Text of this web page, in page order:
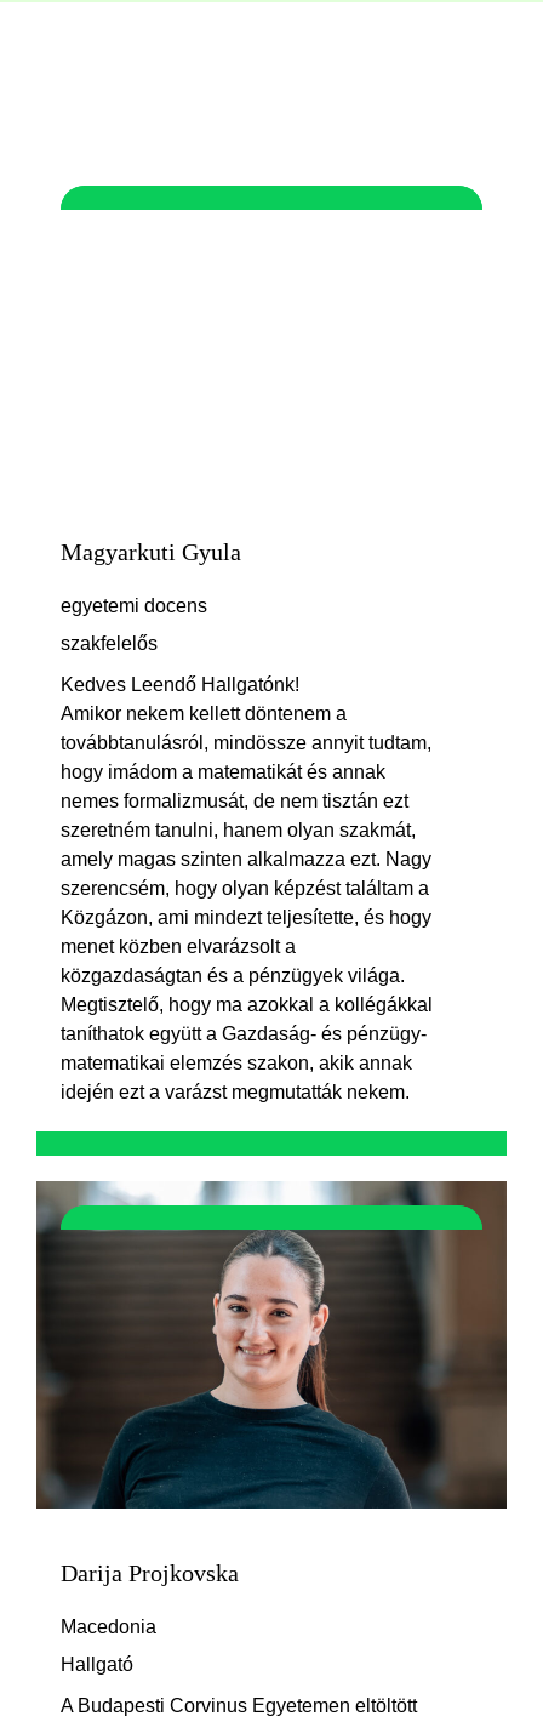
Magyarkuti Gyula
egyetemi docens
szakfelelős
Kedves Leendő Hallgatónk!
Amikor nekem kellett döntenem a
továbbtanulásról, mindössze annyit tudtam,
hogy imádom a matematikát és annak
nemes formalizmusát, de nem tisztán ezt
szeretném tanulni, hanem olyan szakmát,
amely magas szinten alkalmazza ezt. Nagy
szerencsém, hogy olyan képzést találtam a
Közgázon, ami mindezt teljesítette, és hogy
menet közben elvarázsolt a
közgazdaságtan és a pénzügyek világa.
Megtisztelő, hogy ma azokkal a kollégákkal
taníthatok együtt a Gazdaság- és pénzügy-
matematikai elemzés szakon, akik annak
idején ezt a varázst megmutatták nekem.
Darija Projkovska
Macedonia
Hallgató
A Budapesti Corvinus Egyetemen eltöltött